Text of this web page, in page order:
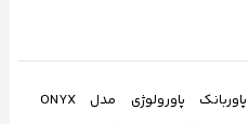
پاوربانک پاورولوژی مدل ONYX